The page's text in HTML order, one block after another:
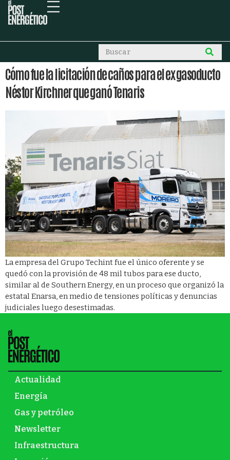
Cómo fue la licitación de caños para el ex gasoducto
Néstor Kirchner que ganó Tenaris
La empresa del Grupo Techint fue el único oferente y se
quedó con la provisión de 48 mil tubos para ese ducto,
similar al de Southern Energy, en un proceso que organizó la
estatal Enarsa, en medio de tensiones políticas y denuncias
judiciales luego desestimadas.
Actualidad
Energía
Gas y petróleo
Newsletter
Infraestructura